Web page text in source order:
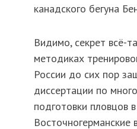
канадского бегуна
Видимо, секрет всё-
методиках
России до сих пор
диссертации по
подготовки пловцов
Восточногерманские